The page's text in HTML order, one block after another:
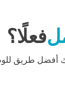
فعلًا؟
أفضل طريق